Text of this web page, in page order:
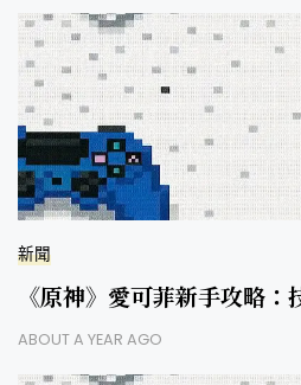
新聞
《原神》愛可菲新手攻略
ABOUT A YEAR AGO